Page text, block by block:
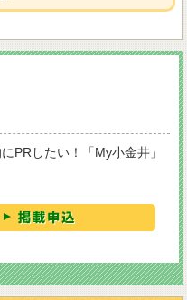
PRしたい！「My小金井」